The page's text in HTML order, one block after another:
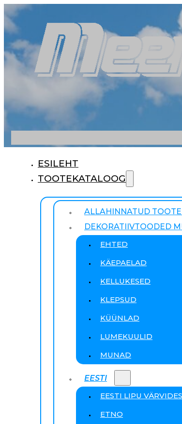
ESILEHT
TOOTEKATALOOG
ALLAHINNATUD
DEKORATIIVTOODED
EHTED
KÄEPAELAD
KELLUKESED
KLEPSUD
KÜÜNLAD
LUMEKUULID
MUNAD
EESTI
EESTI LIPU VÄRVIDES
ETNO